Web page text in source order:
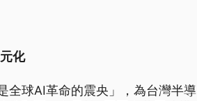
化
全球AI革命的震央」，為台灣半導